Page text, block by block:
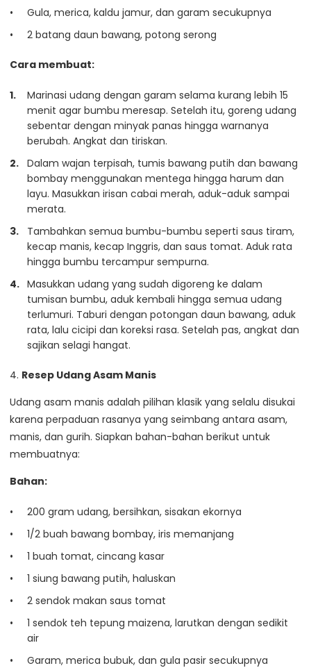
Gula, merica, kaldu jamur, dan garam secukupnya
2 batang daun bawang, potong serong
Cara membuat:
Marinasi udang dengan garam selama kurang lebih 15
menit agar bumbu meresap. Setelah itu, goreng udang
sebentar dengan minyak panas hingga warnanya
berubah. Angkat dan tiriskan.
Dalam wajan terpisah, tumis bawang putih dan bawang
bombay menggunakan mentega hingga harum dan
layu. Masukkan irisan cabai merah, aduk-aduk sampai
merata.
Tambahkan semua bumbu-bumbu seperti saus tiram,
kecap manis, kecap Inggris, dan saus tomat. Aduk rata
hingga bumbu tercampur sempurna.
Masukkan udang yang sudah digoreng ke dalam
tumisan bumbu, aduk kembali hingga semua udang
terlumuri. Taburi dengan potongan daun bawang, aduk
rata, lalu cicipi dan koreksi rasa. Setelah pas, angkat dan
sajikan selagi hangat.
4. Resep Udang Asam Manis
Udang asam manis adalah pilihan klasik yang selalu disukai
karena perpaduan rasanya yang seimbang antara asam,
manis, dan gurih. Siapkan bahan-bahan berikut untuk
membuatnya:
Bahan:
200 gram udang, bersihkan, sisakan ekornya
1/2 buah bawang bombay, iris memanjang
1 buah tomat, cincang kasar
1 siung bawang putih, haluskan
2 sendok makan saus tomat
1 sendok teh tepung maizena, larutkan dengan sedikit
air
Garam, merica bubuk, dan gula pasir secukupnya